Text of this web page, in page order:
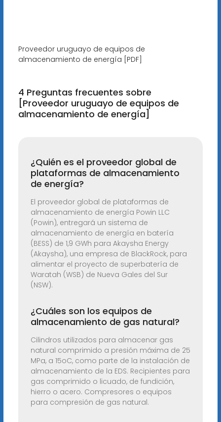
Proveedor uruguayo de equipos de
almacenamiento de energía [PDF]
4 Preguntas frecuentes sobre
[Proveedor uruguayo de equipos de
almacenamiento de energía]
¿Quién es el proveedor global de
plataformas de almacenamiento
de energía?
El proveedor global de plataformas de
almacenamiento de energía Powin LLC
(Powin), entregará un sistema de
almacenamiento de energía en batería
(BESS) de 1,9 GWh para Akaysha Energy
(Akaysha), una empresa de BlackRock, para
alimentar el proyecto de superbatería de
Waratah (WSB) de Nueva Gales del Sur
(NSW).
¿Cuáles son los equipos de
almacenamiento de gas natural?
Cilindros utilizados para almacenar gas
natural comprimido a presión máxima de 25
MPa, a 15oC, como parte de la instalación de
almacenamiento de la EDS. Recipientes para
gas comprimido o licuado, de fundición,
hierro o acero. Compresores o equipos
para compresión de gas natural.